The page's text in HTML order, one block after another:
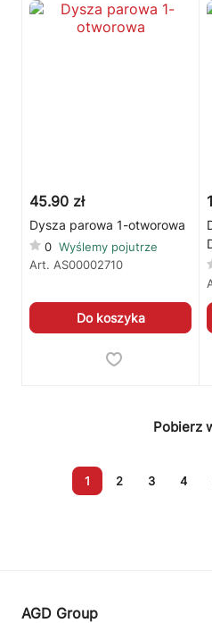
45.90 zł
Dysza parowa 1-otworowa
0 Wyślemy pojutrze
Art. AS00002710
Do koszyka
Pobierz
1 2 3 4
AGD Group